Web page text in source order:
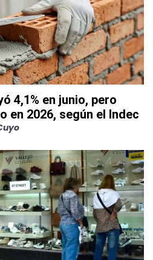
4,1% en junio, pero
en 2026, según el Indec